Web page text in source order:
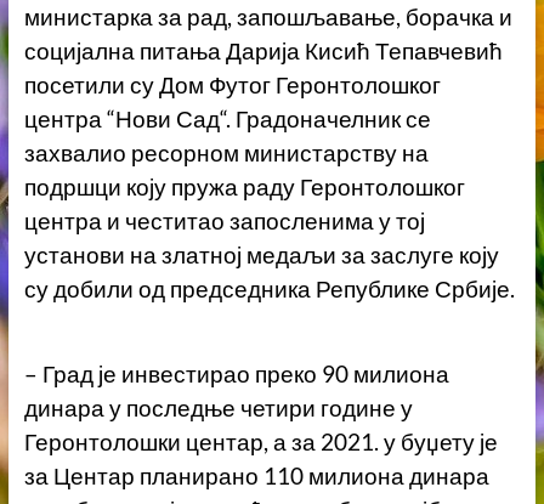
министарка за рад, запошљавање, борачка и
социјална питања Дарија Кисић Тепавчевић
посетили су Дом Футог Геронтолошког
центра “Нови Сад“. Градоначелник се
захвалио ресорном министарству на
подршци коју пружа раду Геронтолошког
центра и честитао запосленима у тој
установи на златној медаљи за заслуге коју
су добили од председника Републике Србије.
– Град је инвестирао преко 90 милиона
динара у последње четири године у
Геронтолошки центар, а за 2021. у буџету је
за Центар планирано 110 милиона динара